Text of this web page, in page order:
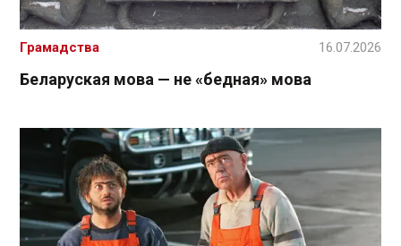
Беларуская мова — не «бедная» мова
Грамадства 16.07.2026